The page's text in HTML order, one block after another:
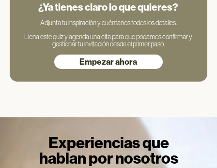
¿Ya tienes claro lo que quieres?
Adjunta tu inspiración y cuéntanos todos los detalles.
Llena este quiz y agenda una cita para que podamos confirmar y
gestionar tu invitación desde el primer paso.
Empezar ahora
Experiencias que
hablan por nosotros